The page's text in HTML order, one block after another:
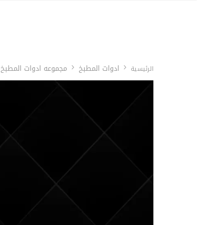
الرئيسية ادوات المطبخ
مجموعه ادوات المطبخ 5 قطع